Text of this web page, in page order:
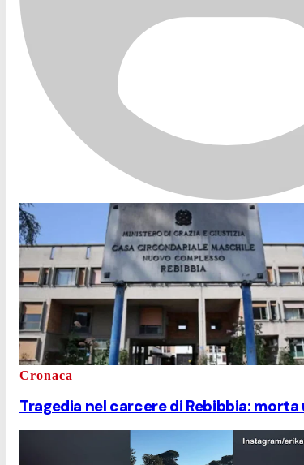
Cronaca
Tragedia nel carcere di Rebibbia: